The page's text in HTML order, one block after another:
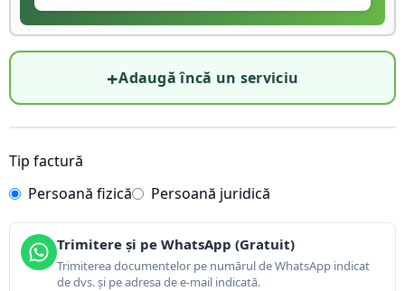
+Adaugă încă un serviciu
Tip factură
Persoană fizică
Persoană juridică
Trimitere și pe WhatsApp (Gratuit)
Trimiterea documentelor pe numărul de WhatsApp indicat
de dvs. și pe adresa de e-mail indicată.